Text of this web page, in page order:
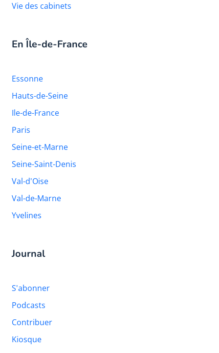
Vie des cabinets
En Île-de-France
Essonne
Hauts-de-Seine
Ile-de-France
Paris
Seine-et-Marne
Seine-Saint-Denis
Val-d'Oise
Val-de-Marne
Yvelines
Journal
S'abonner
Podcasts
Contribuer
Kiosque